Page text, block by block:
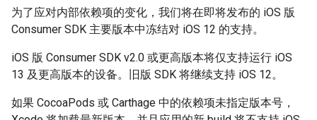
为了应对内部依赖项的变化，我们将在即将发布的 iOS 版
Consumer SDK 主要版本中冻结对 iOS 12 的支持。
iOS 版 Consumer SDK v2.0 或更高版本将仅支持运行 iOS
13 及更高版本的设备。旧版 SDK 将继续支持 iOS 12。
如果 CocoaPods 或 Carthage 中的依赖项未指定版本号，